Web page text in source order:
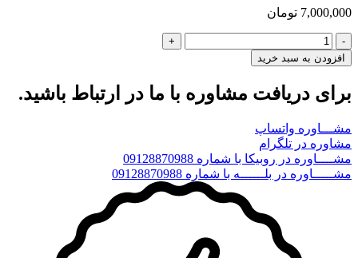
7,000,000 تومان
گل
آرایی
ماشین
عروس
با
کلاسیک
کد
77
عدد
افزودن به سبد خرید
برای دریافت مشاوره با ما در ارتباط باشید.
مشـــاوره واتساپ
مشاوره در تلگرام
مشــــاوره در روبیکا با شماره 09128870988
مشـــــاوره در بلــــــه با شماره 09128870988